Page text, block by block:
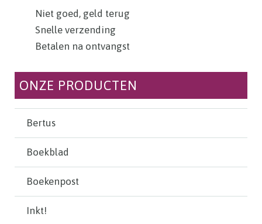
Niet goed, geld terug
Snelle verzending
Betalen na ontvangst
ONZE PRODUCTEN
Bertus
Boekblad
Boekenpost
Inkt!